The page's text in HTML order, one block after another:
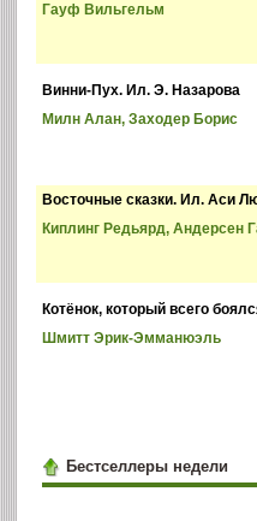
Гауф Вильгельм
Винни-Пух. Ил. Э. Назарова
Милн Алан, Заходер Борис
Восточные сказки. Ил. Аси
Киплинг Редьярд, Андерсен
Котёнок, который всего
Шмитт Эрик-Эмманюэль
Бестселлеры недели